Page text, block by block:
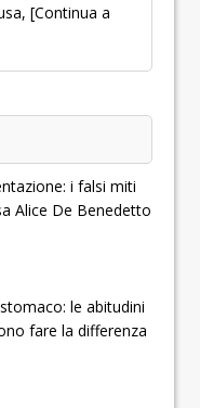
[Continua a
i falsi miti
Alice De Benedetto
le abitudini
fare la differenza